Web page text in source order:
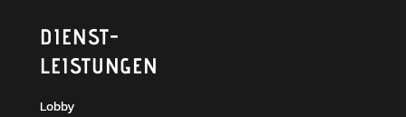
DIENST­
LEISTUNGEN
Lobby